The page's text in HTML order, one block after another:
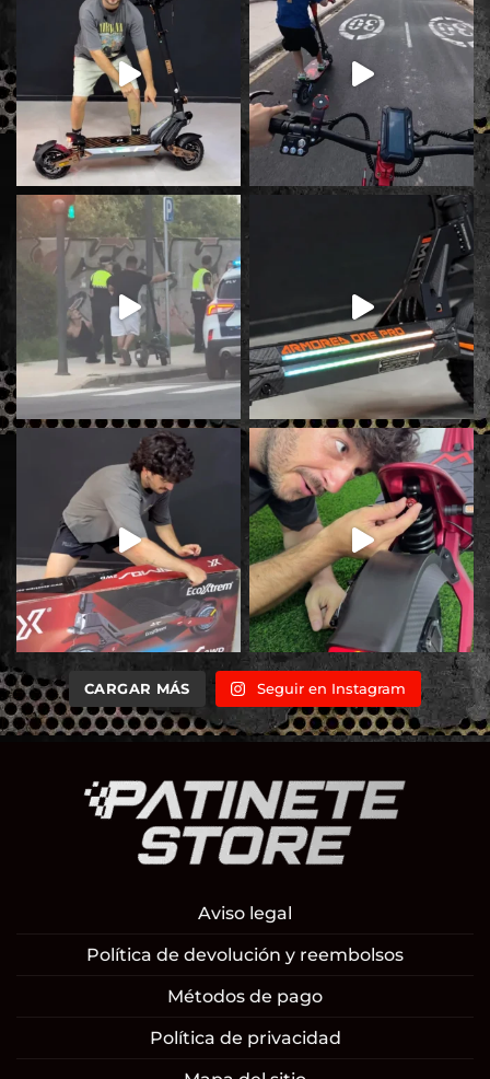
CARGAR MÁS Seguir en Instagram
Aviso legal
Política de devolución y reembolsos
Métodos de pago
Política de privacidad